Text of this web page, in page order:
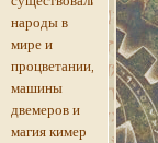
народы в
мире и
процветании,
машины
двемеров и
магия кимер